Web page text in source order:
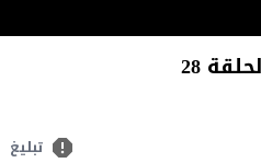
28
تبليغ